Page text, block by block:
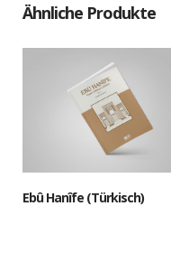
Ähnliche Produkte
Ebû Hanîfe (Türkisch)